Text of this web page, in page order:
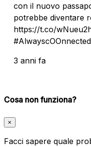
con il nuovo
potrebbe diventare
https://t.co/
3 anni fa
Cosa non funziona?
×
Facci sapere quale